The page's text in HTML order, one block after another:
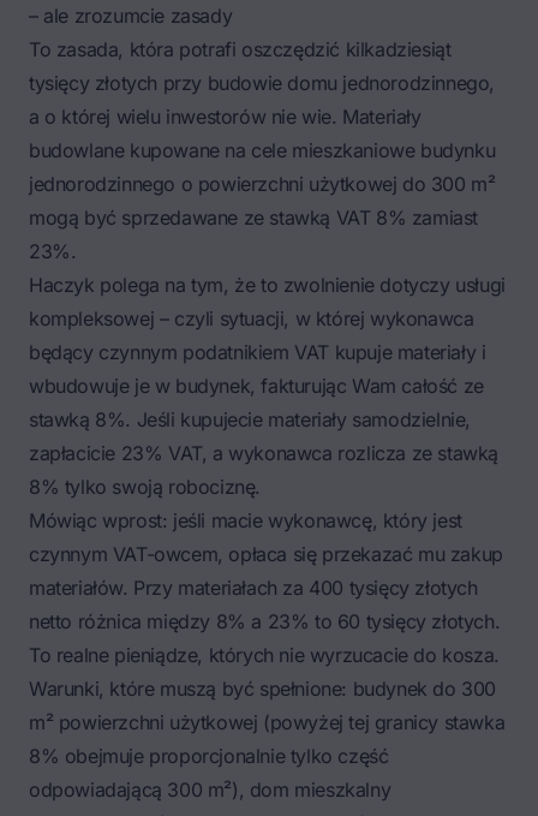
– ale zrozumcie zasady
To zasada, która potrafi oszczędzić kilkadziesiąt
tysięcy złotych przy budowie domu jednorodzinnego,
a o której wielu inwestorów nie wie. Materiały
budowlane kupowane na cele mieszkaniowe budynku
jednorodzinnego o powierzchni użytkowej do 300 m²
mogą być sprzedawane ze stawką VAT 8% zamiast
23%.
Haczyk polega na tym, że to zwolnienie dotyczy usługi
kompleksowej – czyli sytuacji, w której wykonawca
będący czynnym podatnikiem VAT kupuje materiały i
wbudowuje je w budynek, fakturując Wam całość ze
stawką 8%. Jeśli kupujecie materiały samodzielnie,
zapłacicie 23% VAT, a wykonawca rozlicza ze stawką
8% tylko swoją robociznę.
Mówiąc wprost: jeśli macie wykonawcę, który jest
czynnym VAT-owcem, opłaca się przekazać mu zakup
materiałów. Przy materiałach za 400 tysięcy złotych
netto różnica między 8% a 23% to 60 tysięcy złotych.
To realne pieniądze, których nie wyrzucacie do kosza.
Warunki, które muszą być spełnione: budynek do 300
m² powierzchni użytkowej (powyżej tej granicy stawka
8% obejmuje proporcjonalnie tylko część
odpowiadającą 300 m²), dom mieszkalny